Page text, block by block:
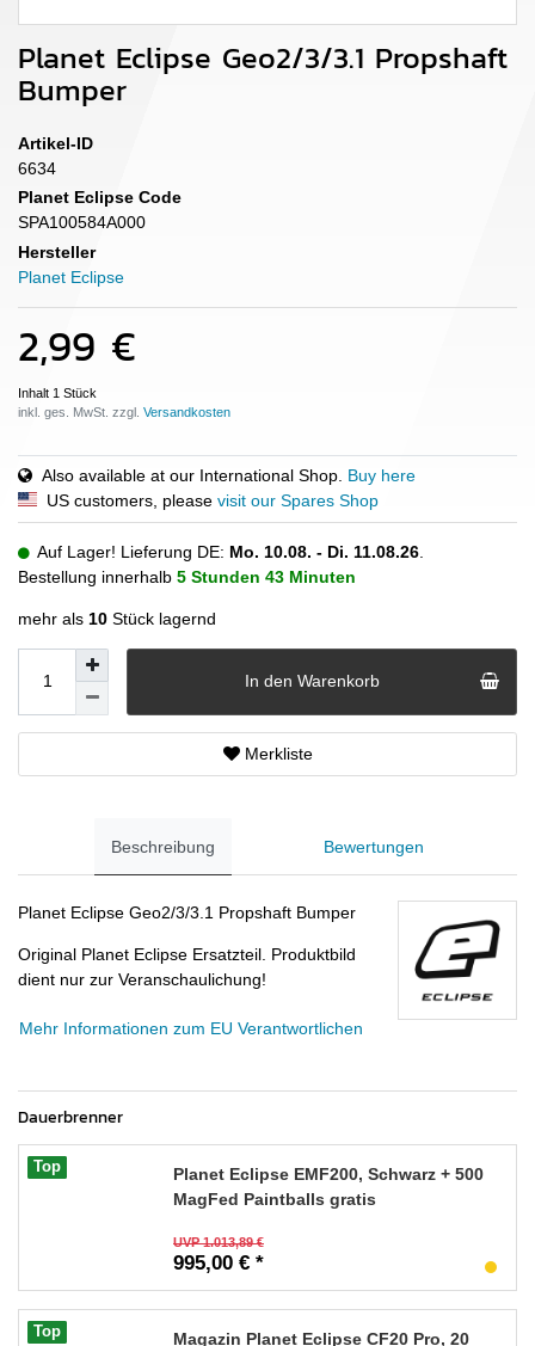
Planet Eclipse Geo2/3/3.1 Propshaft
Bumper
Artikel-ID
6634
Planet Eclipse Code
SPA100584A000
Hersteller
Planet Eclipse
2,99 €
Inhalt 1 Stück
inkl. ges. MwSt. zzgl.
Also available at our International Shop. Buy here
US customers, please visit our Spares Shop
Auf Lager! Lieferung DE: Mo. 10.08. - Di. 11.08.26
Bestellung innerhalb 5 Stunden 43 Minuten
mehr als 10 Stück lagernd
In den Warenkorb
Merkliste
Beschreibung Bewertungen
Planet Eclipse Geo2/3/3.1 Propshaft Bumper
Original Planet Eclipse Ersatzteil. Produktbild
dient nur zur Veranschaulichung!
Mehr Informationen zum EU Verantwortlichen
Dauerbrenner
Top
Planet Eclipse EMF200, Schwarz + 500
MagFed Paintballs gratis
UVP 1.013,89 €
995,00 € *
Top
Magazin Planet Eclipse CF20 Pro, 20